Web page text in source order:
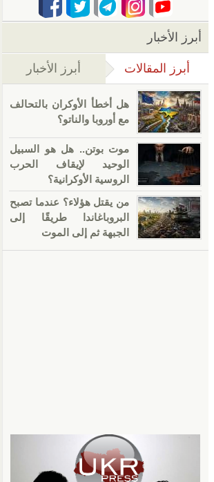
أبرز الأخبار
أبرز المقالات (علامة التبويب النشطة)
أبرز الأخبار
هل أخطأ الأوكران بالتحالف
مع أوروبا والناتو؟
موت بوتن.. هل هو السبيل
الوحيد لإيقاف الحرب
الروسية الأوكرانية؟
من يقتل هؤلاء؟ عندما تصبح
البروباغاندا طريقًا إلى
الجبهة ثم إلى الموت